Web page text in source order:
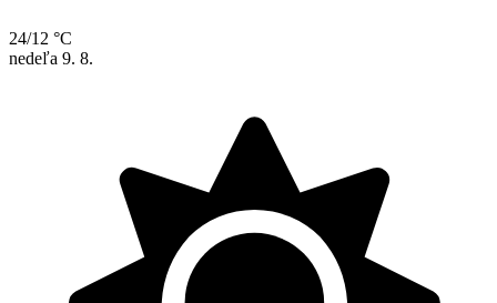
24/12 °C
nedeľa 9. 8.